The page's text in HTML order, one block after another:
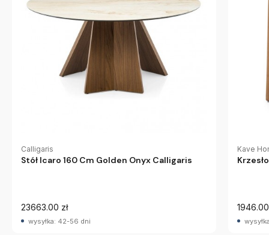
Calligaris
Stół Icaro 160 Cm Golden Onyx Calligaris
23663.00 zł
wysyłka: 42-56 dni
Kave
1946.00